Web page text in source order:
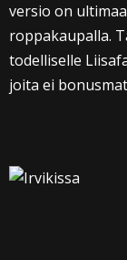
versio on
roppakaupalla.
todelliselle
joita ei